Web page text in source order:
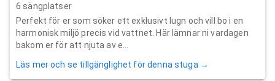
6 sängplatser
Perfekt för er som söker ett exklusivt lugn och vill bo i en
harmonisk miljö precis vid vattnet. Här lämnar ni vardagen
bakom er för att njuta av e...
Läs mer och se tillgänglighet för denna stuga →